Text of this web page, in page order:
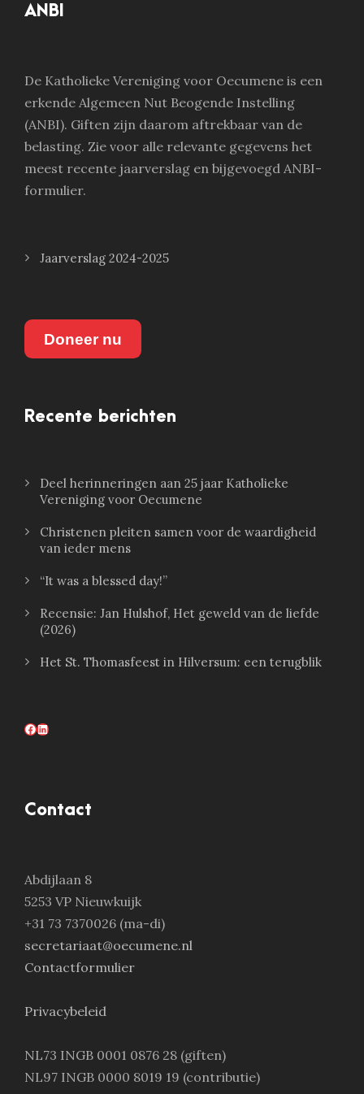
ANBI
De Katholieke Vereniging voor Oecumene is een
erkende Algemeen Nut Beogende Instelling
(ANBI). Giften zijn daarom aftrekbaar van de
belasting. Zie voor alle relevante gegevens het
meest recente jaarverslag en bijgevoegd ANBI-
formulier.
Jaarverslag 2024-2025
Doneer nu
Recente berichten
Deel herinneringen aan 25 jaar Katholieke
Vereniging voor Oecumene
Christenen pleiten samen voor de waardigheid
van ieder mens
“It was a blessed day!”
Recensie: Jan Hulshof, Het geweld van de liefde
(2026)
Het St. Thomasfeest in Hilversum: een terugblik
Facebook LinkedIn
Contact
Abdijlaan 8
5253 VP Nieuwkuijk
+31 73 7370026 (ma-di)
secretariaat@oecumene.nl
Contactformulier
Privacybeleid
NL73 INGB 0001 0876 28 (giften)
NL97 INGB 0000 8019 19 (contributie)